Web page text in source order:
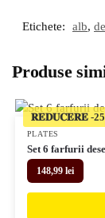
Etichete:
alb,
Produse
𝐑𝐄𝐃𝐔𝐂𝐄𝐑𝐄
PLATES
Set 6 farfurii
148,99 lei